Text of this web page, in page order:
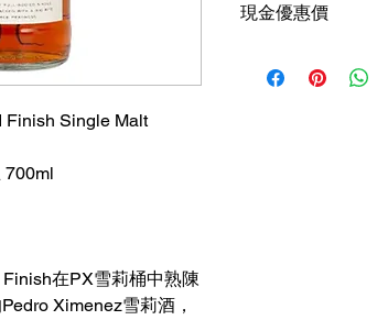
Finish Single Malt
700ml
在PX雪莉桶中熟陳
Ximenez雪莉酒，
；港幣1000元以下
現金優惠價
使用轉數快FPS、